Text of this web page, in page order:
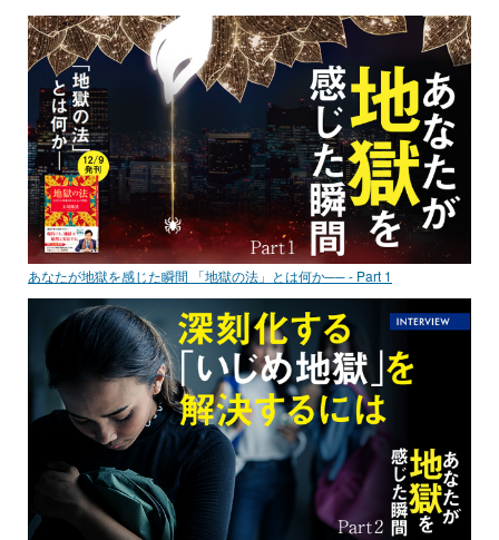
あなたが地獄を感じた瞬間 「地獄の法」とは何か── - Part 1